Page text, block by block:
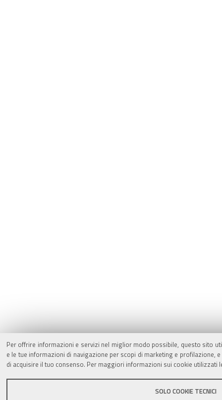
Per offrire informazioni e servizi nel miglior modo possibile, questo sito
e le tue informazioni di navigazione per scopi di marketing e
di acquisire il tuo consenso. Per maggiori informazioni sui cookie utilizzati
SOLO COOKIE TECNICI